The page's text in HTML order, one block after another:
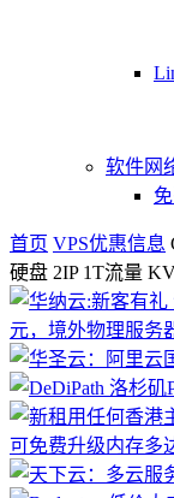
软件网
首页 VPS优惠信息
硬盘 2IP 1T流量